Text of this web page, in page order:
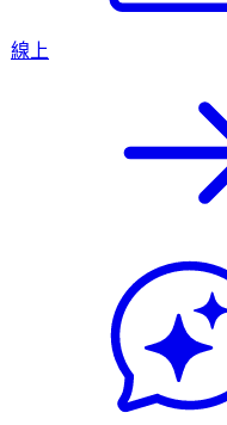
線上